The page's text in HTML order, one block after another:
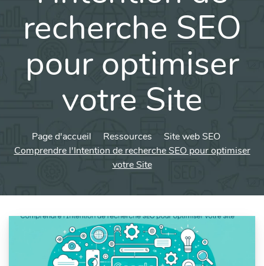
recherche SEO
pour optimiser
votre Site
Page d'accueil Ressources
Site web SEO
Comprendre l'Intention de recherche SEO pour optimiser
votre Site